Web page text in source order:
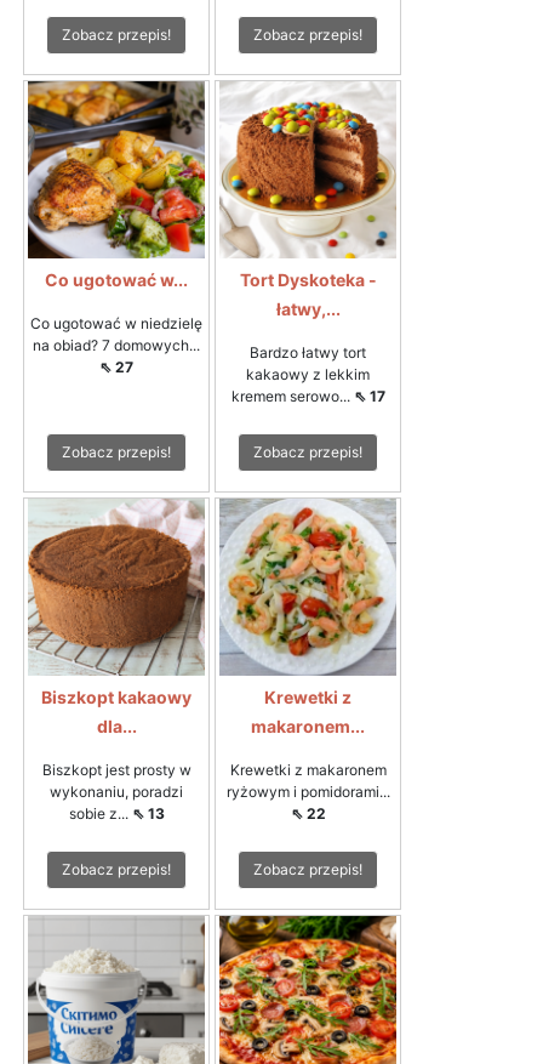
Zobacz przepis! Zobacz przepis!
Co ugotować w...
Co ugotować w niedzielę
na obiad? 7 domowych...
⇖ 27
Zobacz przepis!
Tort Dyskoteka -
łatwy,...
Bardzo łatwy tort
kakaowy z lekkim
kremem serowo... ⇖ 17
Zobacz przepis!
Biszkopt kakaowy
dla...
Biszkopt jest prosty w
wykonaniu, poradzi
sobie z... ⇖ 13
Zobacz przepis!
Krewetki z
makaronem...
Krewetki z makaronem
ryżowym i pomidorami...
⇖ 22
Zobacz przepis!